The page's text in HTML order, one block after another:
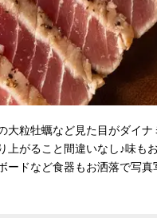
大粒牡蠣など見た目がダイ
がること間違いなし♪味も
ードなど食器もお洒落で写